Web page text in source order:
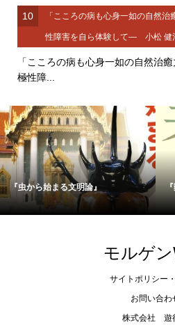
10 「こころの病も心身一如の自然
性障害を自ら体験して― 小松 健
「こころの病も心身一如の自然治
極性障...
『虫から始まる文明論』
モルゲン
サイトポリシー
お問い合わ
株式会社 遊